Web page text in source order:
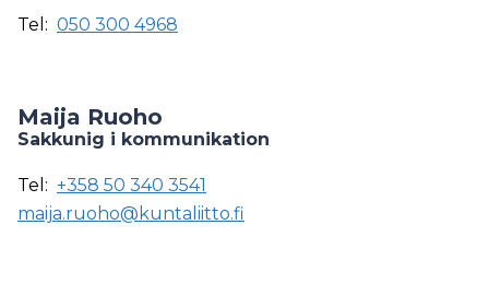
Tel: 050 300 4968
Maija Ruoho
Sakkunig i kommunikation
Tel: +358 50 340 3541
maija.ruoho@kuntaliitto.fi